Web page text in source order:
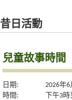
昔日活動
兒童故事時間
日期:
2026年
時間:
下午3